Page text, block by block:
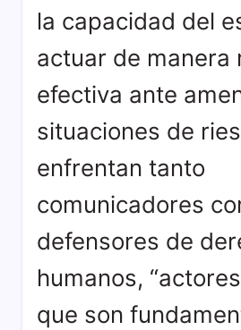
la capacidad del
actuar de manera
efectiva ante
situaciones de
enfrentan tanto
comunicadores
defensores de
humanos,
que son